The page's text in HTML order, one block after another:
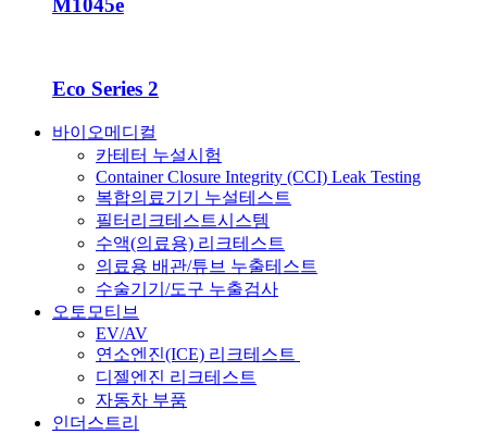
Eco Series 2
바이오메디컬
카테터 누설시험
Container Closure Integrity (CCI) Leak Testing
복합의료기기 누설테스트
필터리크테스트시스템
수액(의료용) 리크테스트
의료용 배관/튜브 누출테스트
수술기기/도구 누출검사
오토모티브
EV/AV
연소엔진(ICE) 리크테스트
디젤엔진 리크테스트
자동차 부품
인더스트리